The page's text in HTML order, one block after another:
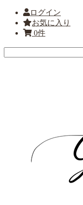
ログイン
お気に入り
0件